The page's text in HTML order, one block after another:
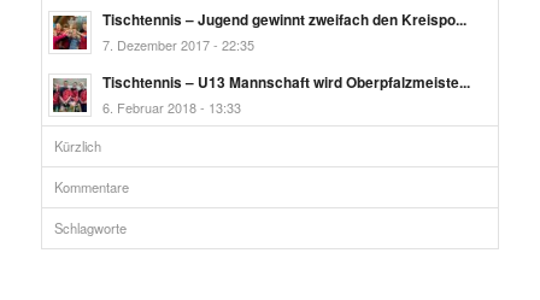
Tischtennis – Jugend gewinnt zweifach den Kreispo...
7. Dezember 2017 - 22:35
Tischtennis – U13 Mannschaft wird Oberpfalzmeiste...
6. Februar 2018 - 13:33
Kürzlich
Kommentare
Schlagworte